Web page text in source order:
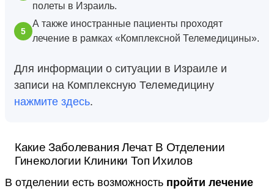
полеты в Израиль.
А также иностранные пациенты проходят
лечение в рамках «Комплексной Телемедицины».
Для информации о ситуации в Израиле и
записи на Комплексную Телемедицину
нажмите здесь.
Какие Заболевания Лечат В Отделении
Гинекологии Клиники Топ Ихилов
В отделении есть возможность пройти лечение